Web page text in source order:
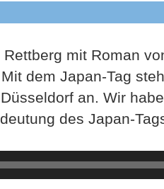
mit Roman
dem Japan-Tag
an. Wir
des Japan-